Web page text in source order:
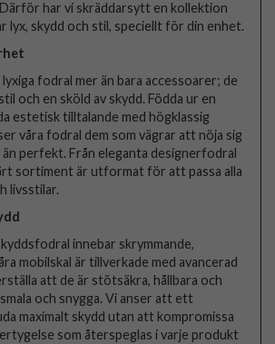
har vi skräddarsytt en kollektion
lyx, skydd och stil, speciellt för din enhet.
lyxiga fodral mer än bara accessoarer; de
och en sköld av skydd. Födda ur en
estetisk tilltalande med högklassig
våra fodral dem som vägrar att nöja sig
perfekt. Från eleganta designerfodral
sortiment är utformat för att passa alla
livsstilar.
innebar skrymmande,
mobilskal är tillverkade med avancerad
att de är stötsäkra, hållbara och
och snygga. Vi anser att ett
maximalt skydd utan att kompromissa
som återspeglas i varje produkt